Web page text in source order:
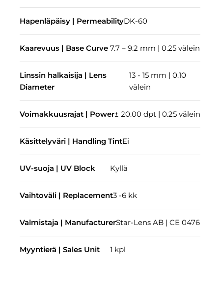
Hapenläpäisy | PermeabilityDK-60
Kaarevuus | Base Curve 7.7 – 9.2 mm | 0.25 välein
Linssin halkaisija | Lens
Diameter
13 - 15 mm | 0.10
välein
Voimakkuusrajat | Power± 20.00 dpt | 0.25 välein
Käsittelyväri | Handling TintEi
UV-suoja | UV Block Kyllä
Vaihtoväli | Replacement3 -6 kk
Valmistaja | ManufacturerStar-Lens AB | CE 0476
Myyntierä | Sales Unit 1 kpl